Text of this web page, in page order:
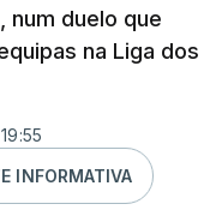
num duelo que
na Liga dos
INFORMATIVA